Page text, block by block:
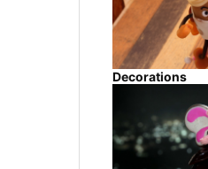
Decorations